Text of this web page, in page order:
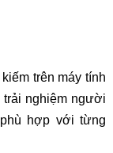
trên máy tính
nghiệm người
hợp với từng